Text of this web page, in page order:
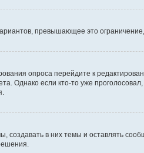
превышающее это
опроса перейдите к
Однако если кто-то уже
в них темы и оставлять